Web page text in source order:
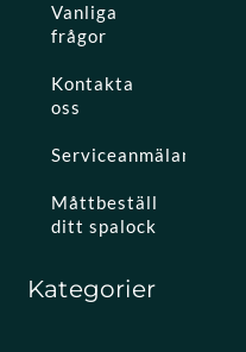
Vanliga
frågor
Kontakta
oss
Serviceanmälan
Måttbeställ
ditt spalock
Kategorier